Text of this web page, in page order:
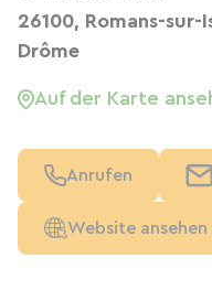
26100, Romans-sur-
Drôme
Auf der Karte
Anrufen
Website ansehen